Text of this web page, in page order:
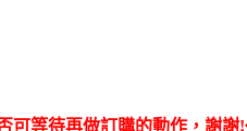
可等待再做訂購的動作，謝